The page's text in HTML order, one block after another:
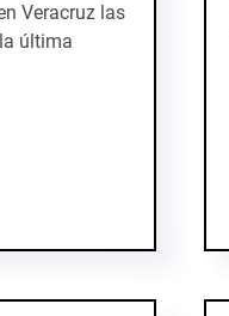
Veracruz las
última